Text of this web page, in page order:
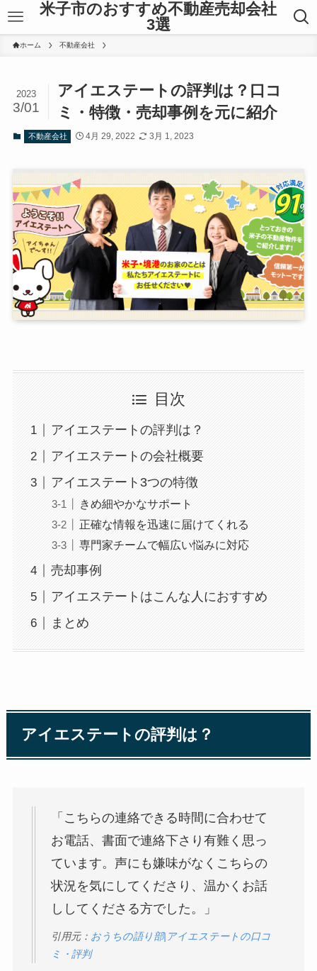
米子市のおすすめ不動産売却会社
3選
ホーム 不動産会社
アイエステートの評判は？口コ
ミ・特徴・売却事例を元に紹介
2023
3/01
不動産会社 4月 29, 2022 3月 1, 2023
目次
アイエステートの評判は？
アイエステートの会社概要
アイエステート3つの特徴
きめ細やかなサポート
正確な情報を迅速に届けてくれる
専門家チームで幅広い悩みに対応
売却事例
アイエステートはこんな人におすすめ
まとめ
アイエステートの評判は？
「こちらの連絡できる時間に合わせて
お電話、書面で連絡下さり有難く思っ
ています。声にも嫌味がなくこちらの
状況を気にしてくださり、温かくお話
ししてくださる方でした。」
引用元： おうちの語り部|アイエステートの口コ
ミ・評判